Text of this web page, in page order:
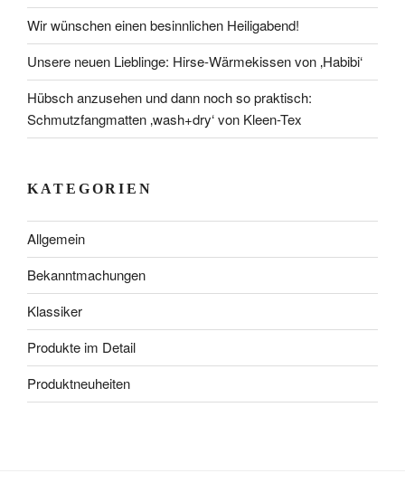
Wir wünschen einen besinnlichen Heiligabend!
Unsere neuen Lieblinge: Hirse-Wärmekissen von ‚Habibi‘
Hübsch anzusehen und dann noch so praktisch:
Schmutzfangmatten ‚wash+dry‘ von Kleen-Tex
KATEGORIEN
Allgemein
Bekanntmachungen
Klassiker
Produkte im Detail
Produktneuheiten